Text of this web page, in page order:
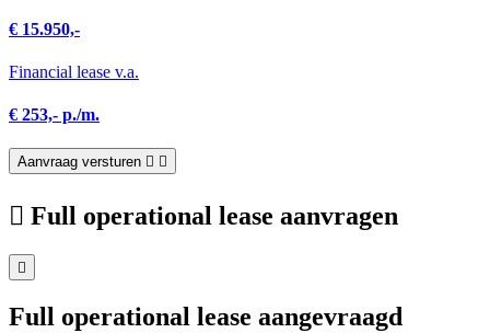
€ 15.950,-
Financial lease v.a.
€ 253,- p./m.
Aanvraag versturen
Full operational lease aanvragen
Full operational lease aangevraagd